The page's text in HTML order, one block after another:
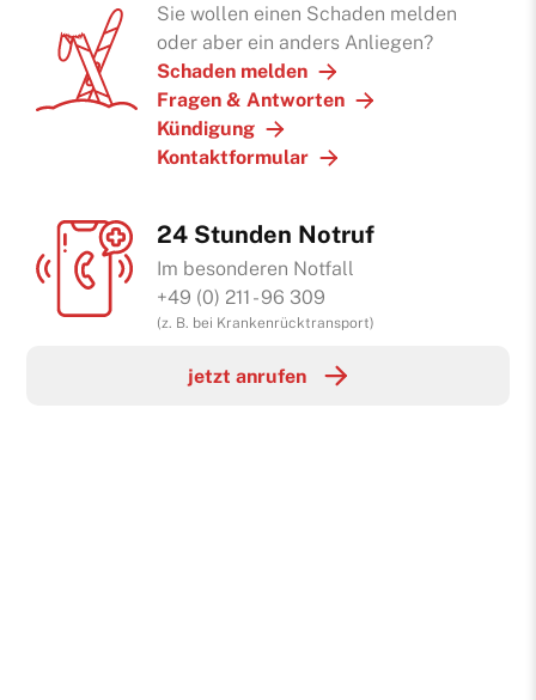
Sie wollen einen Schaden melden
oder aber ein anders Anliegen?
Schaden melden
Fragen & Antworten
Kündigung
Kontaktformular
24 Stunden Notruf
Im besonderen Notfall
+49 (0) 211 - 96 309
(z. B. bei Krankenrücktransport)
jetzt anrufen